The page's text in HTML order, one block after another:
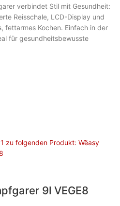
verbindet Stil mit Gesundheit:
Reisschale, LCD-Display und
fettarmes Kochen. Einfach in der
für gesundheitsbewusste
9l VEGE8